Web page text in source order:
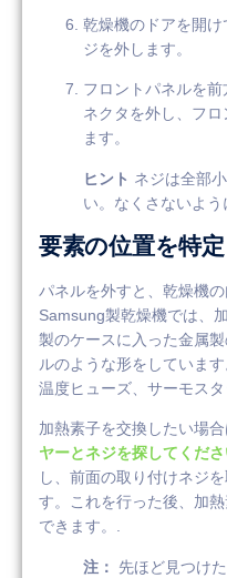
乾燥機のドアを開
ジを外します。
フロントパネルを
ネクタを外し、フ
ます。
ヒント ネジは全部
い。なくさないよう
要素の位置を特定
パネルを外すと、乾燥機
Samsung製乾燥機では、
製のケースに入った金属
ルのような形をしていま
温度ヒューズ、サーモスタ
加熱素子を交換したい場合
ヤーとネジを探してくださ
し、前面の取り付けネジ
す。これを行った後、加
できます。.
注：
先ほど見つけ